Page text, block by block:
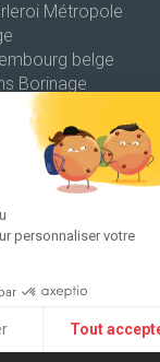
personnaliser votre
Tout
Métropole
belge
Borinage
picarde